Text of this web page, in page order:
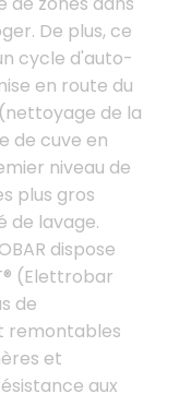
De plus, ce
cycle d'auto-
en route du
de la
de cuve en
niveau de
plus gros
de lavage.
dispose
(Elettrobar
de
remontables
et
aux